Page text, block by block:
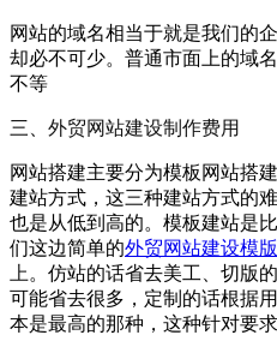
网站的域名相当于就是我们的
却必不可少。普通市面上的域
不等
三、 外贸网站建设制作费用
网站搭建主要分为模板网站搭
建站方式，这三种建站方式的
也是从低到高的。模板建站是
们这边简单的外贸网站建设模版
上 。仿站的话省去美工、切版
可能省去很多，定制的话根据
本是最高的那种，这种针对要